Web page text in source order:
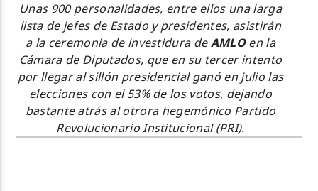
Unas 900 personalidades, entre ellos una larga
lista de jefes de Estado y presidentes, asistirán
a la ceremonia de investidura deAMLOen la
Cámara de Diputados, que en su tercer intento
por llegar al sillón presidencial ganó en julio las
elecciones con el 53% de los votos, dejando
bastante atrás al otrora hegemónico Partido
Revolucionario Institucional (PRI).